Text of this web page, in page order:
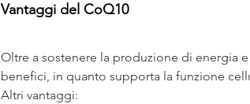
Vantaggi del CoQ10
Oltre a sostenere la produzione di energia
benefici, in quanto supporta la funzione
Altri vantaggi: